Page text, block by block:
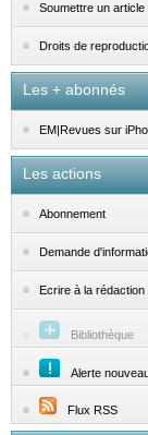
Soumettre un article
Droits de
Les + abonnés
EM|Revues sur
Les actions
Abonnement
Demande
Ecrire à la rédaction
Bibliothèque
Alerte
Flux RSS